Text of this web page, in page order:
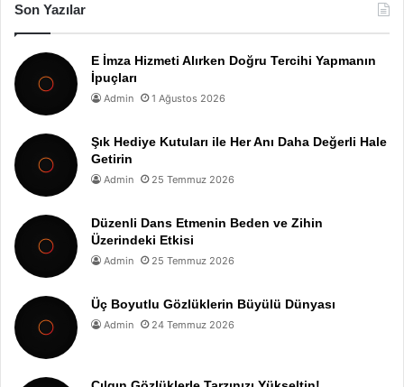
Son Yazılar
E İmza Hizmeti Alırken Doğru Tercihi Yapmanın
İpuçları
Admin 1 Ağustos 2026
Şık Hediye Kutuları ile Her Anı Daha Değerli Hale
Getirin
Admin 25 Temmuz 2026
Düzenli Dans Etmenin Beden ve Zihin
Üzerindeki Etkisi
Admin 25 Temmuz 2026
Üç Boyutlu Gözlüklerin Büyülü Dünyası
Admin 24 Temmuz 2026